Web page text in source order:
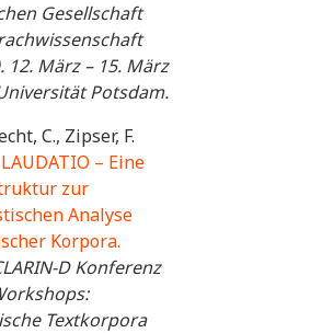
Gesellschaft
12. März – 15. März
Potsdam.
C., Zipser, F.
LAUDATIO – Eine
zur
Analyse
Korpora.
D Konferenz
Textkorpora